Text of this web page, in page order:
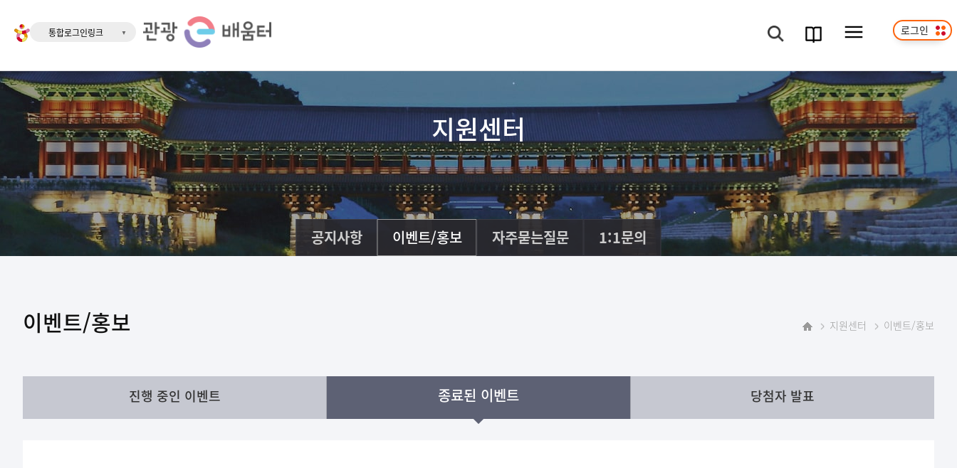
통합로그인링크
검색
과정
메뉴보기 로그인
지원센터
공지사항 이벤트/홍보 자주묻는질문 1:1문의
이벤트/홍보 지원센터 이벤트/홍보
진행 중인 이벤트 종료된 이벤트 당첨자 발표